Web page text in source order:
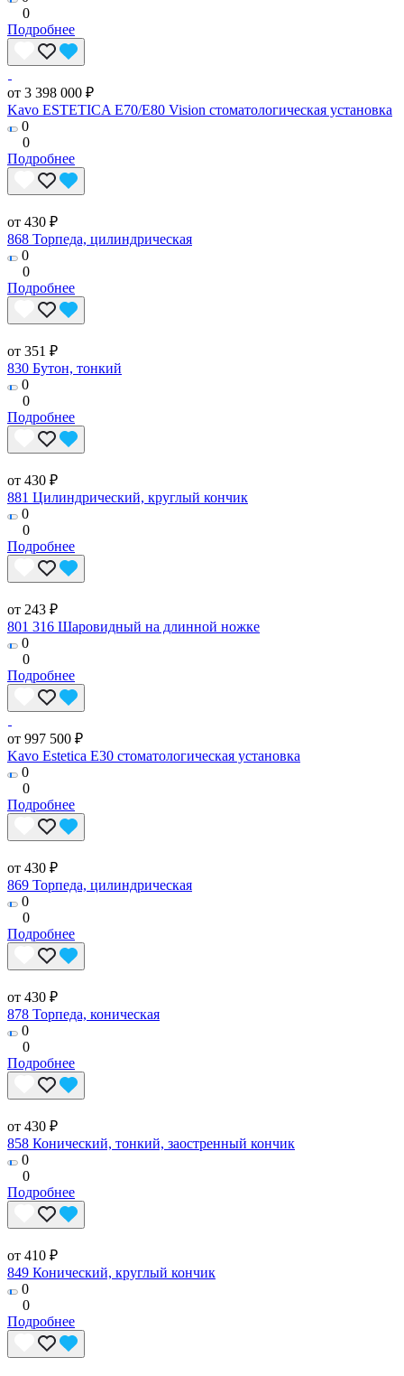
0
Подробнее
от 3 398 000 ₽
Kavo ESTETICA E70/E80 Vision стоматологическая установка
0
0
Подробнее
от 430 ₽
868 Торпеда, цилиндрическая
0
0
Подробнее
от 351 ₽
830 Бутон, тонкий
0
0
Подробнее
от 430 ₽
881 Цилиндрический, круглый кончик
0
0
Подробнее
от 243 ₽
801 316 Шаровидный на длинной ножке
0
0
Подробнее
от 997 500 ₽
Kavo Estetica E30 стоматологическая установка
0
0
Подробнее
от 430 ₽
869 Торпеда, цилиндрическая
0
0
Подробнее
от 430 ₽
878 Торпеда, коническая
0
0
Подробнее
от 430 ₽
858 Конический, тонкий, заостренный кончик
0
0
Подробнее
от 410 ₽
849 Конический, круглый кончик
0
0
Подробнее